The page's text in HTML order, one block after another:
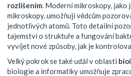
rozlišením. Moderní mikroskopy, jako
mikroskopy, umožňují vědcům
jednotlivých atomů. Toto detailní
tajemství o struktuře a fungování
vyvíjet nové způsoby, jak je
Velký pokrok se také udál v oblasti
biologie a informatiky umožňuje